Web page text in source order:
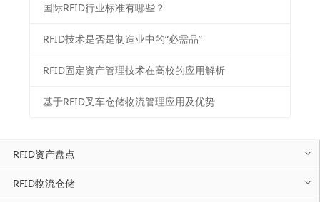
国际RFID行业标准有哪些？
RFID技术是否是制造业中的“必需品”
RFID固定资产管理技术在高校的应用解析
基于RFID叉车仓储物流管理应用及优势
RFID资产盘点
RFID物流仓储